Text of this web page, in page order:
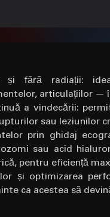
și fără radiații:
articulațiilor —
a vindecării:
sau leziunilor
prin ghidaj
sau acid
pentru eficiență
și optimizarea
ca acestea să